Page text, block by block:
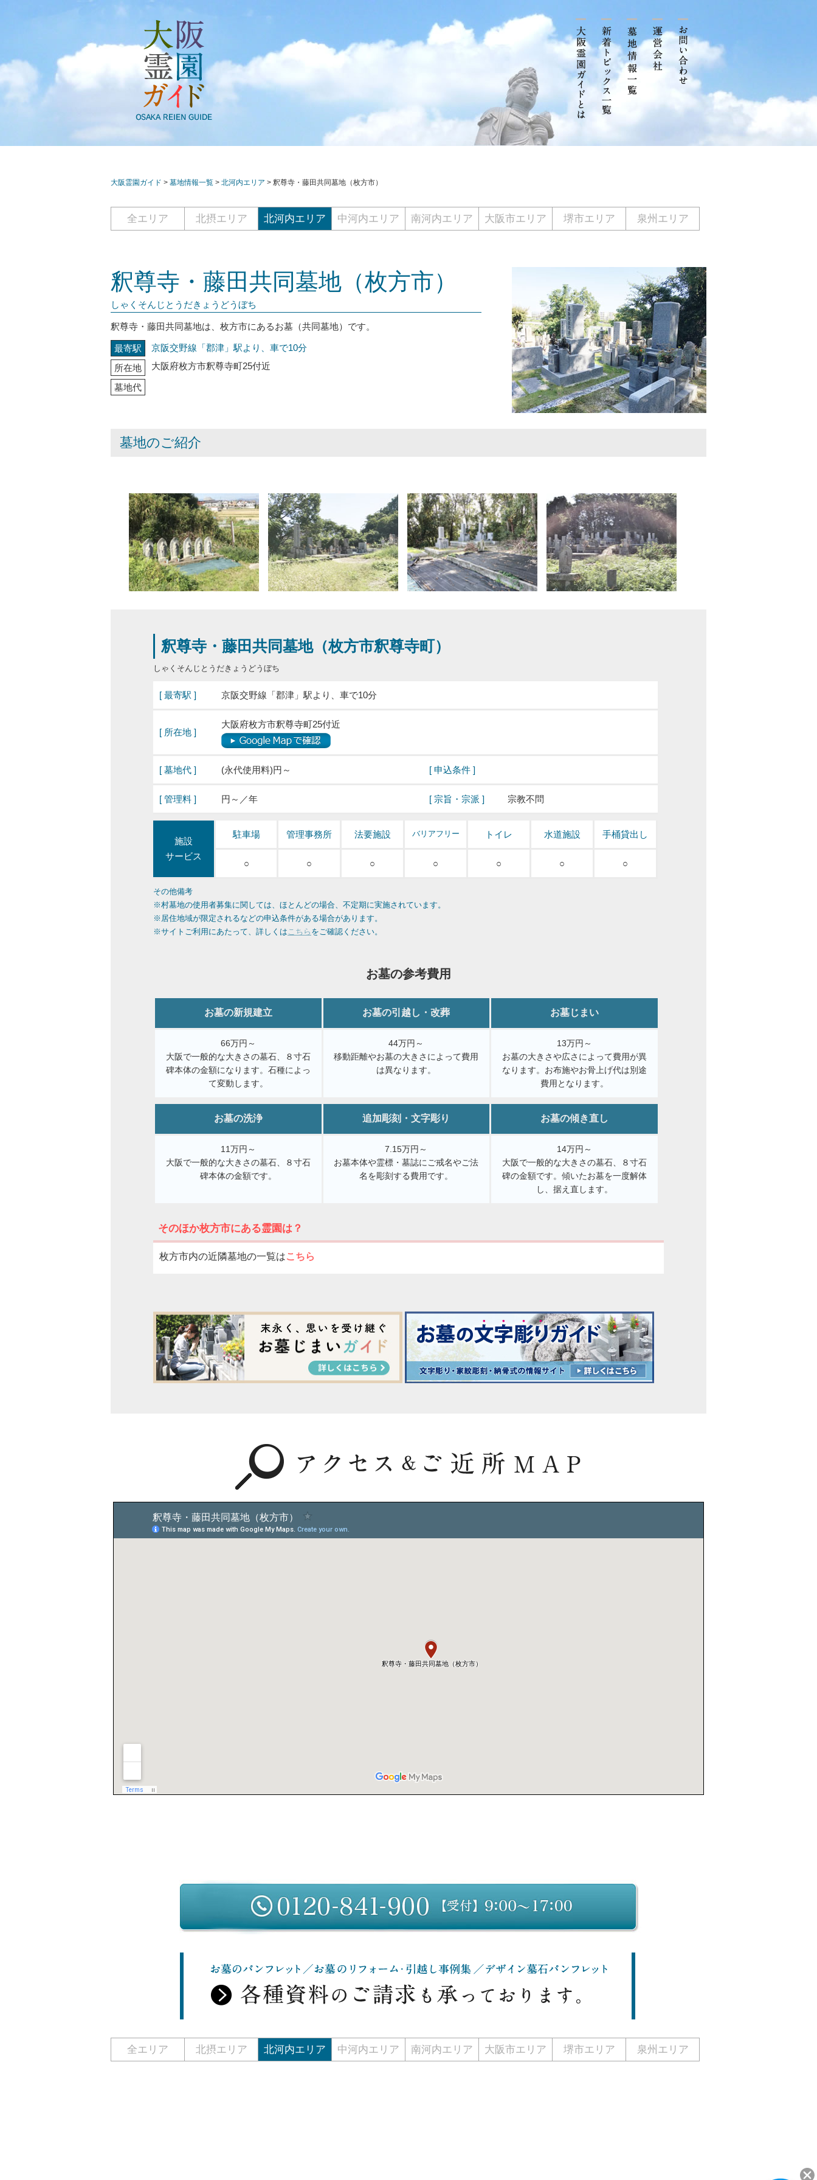
大阪霊園ガイド > 墓地情報一覧 > 北河内エリア > 釈尊寺・藤田共同墓地（枚方市）
全エリア 北摂エリア 北河内エリア 中河内エリア 南河内エリア 大阪市エリア 堺市エリア 泉州エリア
釈尊寺・藤田共同墓地（枚方市）
しゃくそんじとうだきょうどうぼち
釈尊寺・藤田共同墓地は、枚方市にあるお墓（共同墓地）です。
最寄駅
京阪交野線「郡津」駅より、車で10分
所在地
大阪府枚方市釈尊寺町25付近
墓地代
墓地のご紹介
釈尊寺・藤田共同墓地（枚方市釈尊寺町）
しゃくそんじとうだきょうどうぼち
[ 最寄駅 ] 京阪交野線「郡津」駅より、車で10分
[ 所在地 ]
大阪府枚方市釈尊寺町25付近
[ 墓地代 ] (永代使用料)円～ [ 申込条件 ]
[ 管理料 ] 円～／年 [ 宗旨・宗派 ] 宗教不問
施設
サービス
駐車場 管理事務所 法要施設 バリアフリー トイレ 水道施設 手桶貸出し
○ ○ ○ ○ ○ ○ ○
その他備考
※村墓地の使用者募集に関しては、ほとんどの場合、不定期に実施されています。
※居住地域が限定されるなどの申込条件がある場合があります。
※サイトご利用にあたって、詳しくはこちら をご確認ください。
お墓の参考費用
お墓の新規建立
66万円～
大阪で一般的な大きさの墓石、８寸石
碑本体の金額になります。石種によっ
て変動します。
お墓の引越し・改葬
44万円～
移動距離やお墓の大きさによって費用
は異なります。
お墓じまい
13万円～
お墓の大きさや広さによって費用が異
なります。お布施やお骨上げ代は別途
費用となります。
お墓の洗浄
11万円～
大阪で一般的な大きさの墓石、８寸石
碑本体の金額です。
追加彫刻・文字彫り
7.15万円～
お墓本体や霊標・墓誌にご戒名やご法
名を彫刻する費用です。
お墓の傾き直し
14万円～
大阪で一般的な大きさの墓石、８寸石
碑の金額です。傾いたお墓を一度解体
し、据え直します。
そのほか枚方市にある霊園は？
枚方市内の近隣墓地の一覧はこちら
全エリア 北摂エリア 北河内エリア 中河内エリア 南河内エリア 大阪市エリア 堺市エリア 泉州エリア